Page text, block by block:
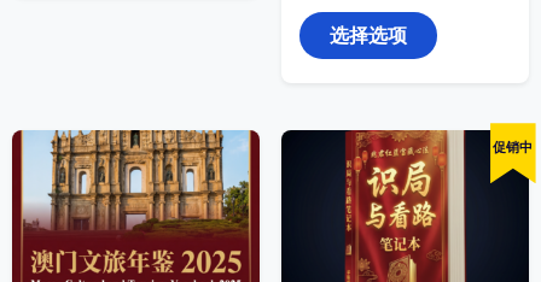
选择选项
产
品
变
体。
在
产
品
页
促销中